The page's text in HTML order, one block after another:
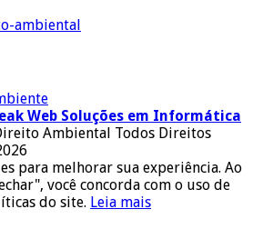
Web Soluções em Informática
Ambiental Todos Direitos
para melhorar sua experiência. Ao
você concorda com o uso de
do site. Leia mais